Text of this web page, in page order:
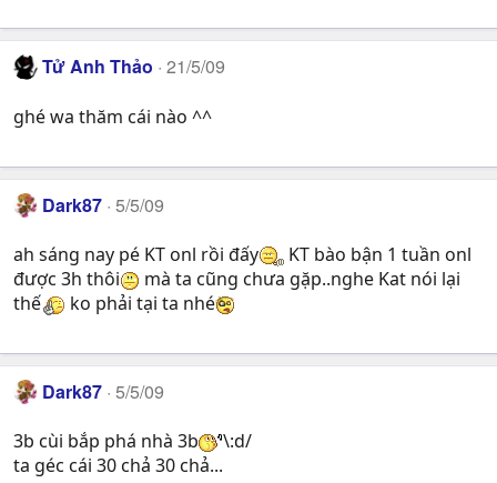
Tử Anh Thảo 21/5/09
ghé wa thăm cái nào ^^
Dark87 5/5/09
ah sáng nay pé KT onl rồi đấy
KT bào bận 1 tuần onl
được 3h thôi
mà ta cũng chưa gặp..nghe Kat nói lại
thế
ko phải tại ta nhé
Dark87 5/5/09
3b cùi bắp phá nhà 3b
\:d/
ta géc cái 30 chả 30 chả...